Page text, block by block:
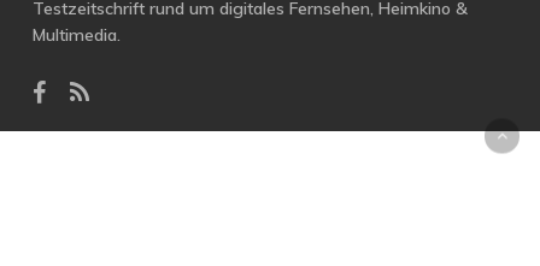
Testzeitschrift rund um digitales Fernsehen, Heimkino &
Multimedia.
facebook
RSS